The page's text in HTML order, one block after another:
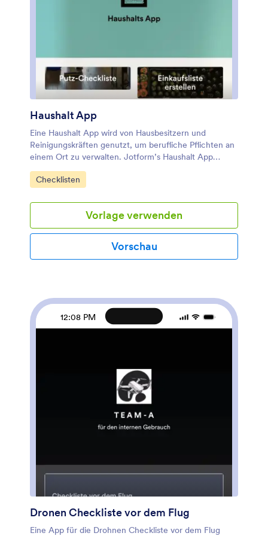
Haushalt App
Eine Haushalt App wird von Hausbesitzern und
Reinigungskräften genutzt, um berufliche Pflichten an
einem Ort zu verwalten. Jotform’s Haushalt App
vereint zwei Formulare: eine Putz-Checkliste für
Reinigungskräfte, um Notizen zu verschiedenen
werden müssen, zu machen und eine Einkaufsliste, um
Einkäufe und die Gesamtkosten aufzuzeichnen.
Formularantworten werden im Handumdrehen mit
Ihrem sicheren Jotform Konto synchronisiert, sodass
Sie ganz einfach den Überblick darüber behalten
einfach. Nutzen Sie einfach Drag & Drop, um
Formularelemente hinzuzufügen, den Inhalt
individueller Formulare zu ändern, Schriftarten und
Plan anzuzeigen, der die Aufgaben an verschiedenen
Tagen anzeigt. Sobald Sie fertig sind, können Sie Ihre
App teilen, indem Sie einen Link per E-Mail oder SMS
verschicken und Reinigungskräfte können sie dann auf
jedem Gerät herunterladen. Verwalten Sie Ihre
Haushaltschecklisten und Einkaufslisten von einer
Zur Kategorie:
Checklisten
Vorlage verwenden
Vorschau
12:08 PM
Dronen Checkliste vor dem Flug
Eine App für die Drohnen Checkliste vor dem Flug